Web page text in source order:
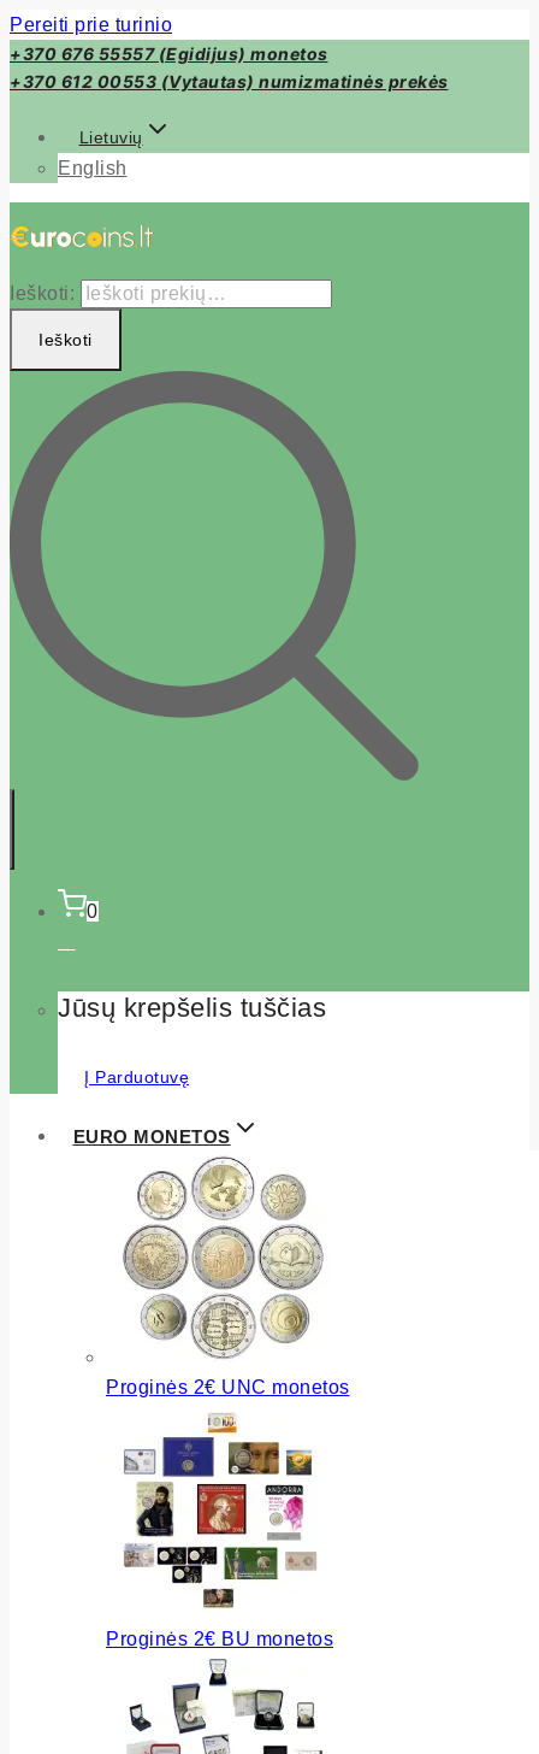
Pereiti prie turinio
+370 676 55557 (Egidijus) monetos
+370 612 00553 (Vytautas) numizmatinės prekės
Lietuvių
English
Ieškoti:
Ieškoti
0
Jūsų krepšelis tuščias
Į Parduotuvę
EURO MONETOS
Proginės 2€ UNC monetos
Proginės 2€ BU monetos